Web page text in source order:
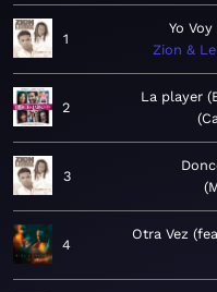
1
Yo
Zion &
2
La player
3
4
Otra Vez